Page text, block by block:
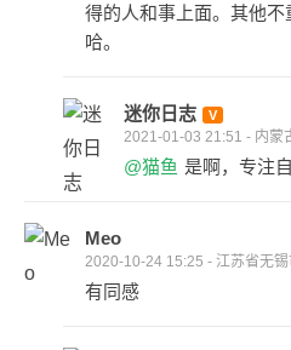
得的人和事上面。其他
哈。
迷你日志
2021-01-03 21:51 - 内蒙
@猫鱼 是啊，专注
Meo
2020-10-24 15:25 - 江苏省无锡
有同感